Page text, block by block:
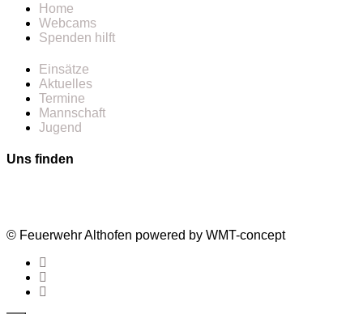
Home
Webcams
Spenden hilft
Einsätze
Aktuelles
Termine
Mannschaft
Jugend
Uns finden
© Feuerwehr Althofen powered by WMT-concept